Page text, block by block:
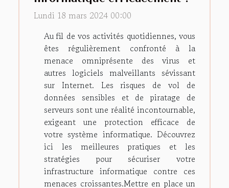
Lundi 18 mars 2024 00:00
Au fil de vos activités quotidiennes, vous
êtes régulièrement confronté à la
menace omniprésente des virus et
autres logiciels malveillants sévissant
sur Internet. Les risques de vol de
données sensibles et de piratage de
serveurs sont une réalité incontournable,
exigeant une protection efficace de
votre système informatique. Découvrez
ici les meilleures pratiques et les
stratégies pour sécuriser votre
infrastructure informatique contre ces
menaces croissantes.Mettre en place un